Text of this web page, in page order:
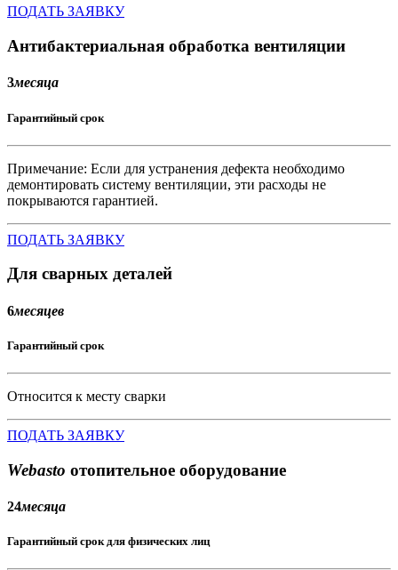
ПОДАТЬ ЗАЯВКУ
Антибактериальная обработка вентиляции
3месяца
Гарантийный срок
Примечание: Если для устранения дефекта необходимо
демонтировать систему вентиляции, эти расходы не
покрываются гарантией.
ПОДАТЬ ЗАЯВКУ
Для сварных деталей
6месяцев
Гарантийный срок
Относится к месту сварки
ПОДАТЬ ЗАЯВКУ
Webasto отопительное оборудование
24месяца
Гарантийный срок для физических лиц